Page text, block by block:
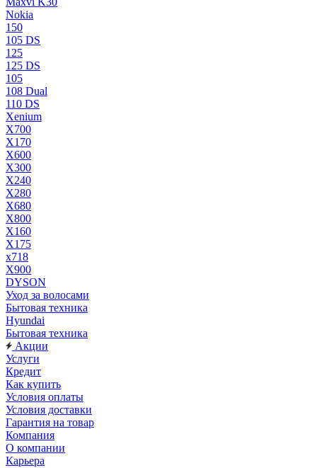
Nokia
150
105 DS
125
125 DS
105
108 Dual
110 DS
Xenium
X700
X170
X600
X300
X240
X280
X680
X800
X160
X175
x718
X900
DYSON
Уход за волосами
Бытовая техника
Hyundai
Бытовая техника
Акции
Услуги
Кредит
Как купить
Условия оплаты
Условия доставки
Гарантия на товар
Компания
О компании
Карьера